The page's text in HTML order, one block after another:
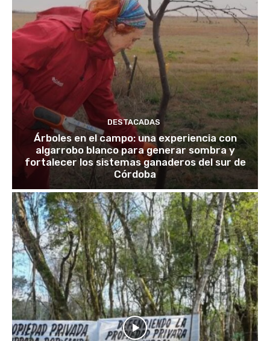
DESTACADAS
Árboles en el campo: una experiencia con
algarrobo blanco para generar sombra y
fortalecer los sistemas ganaderos del sur de
Córdoba